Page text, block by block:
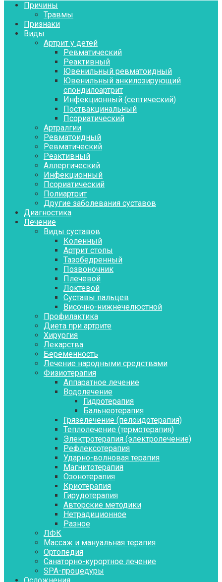
Причины
Травмы
Признаки
Виды
Артрит у детей
Ревматический
Реактивный
Ювенильный ревматоидный
Ювенильный анкилозирующий
спондилоартрит
Инфекционный (септический)
Поствакцинальный
Псориатический
Артралгии
Ревматоидный
Ревматический
Реактивный
Аллергический
Инфекционный
Псориатический
Полиартрит
Другие заболевания суставов
Диагностика
Лечение
Виды суставов
Коленный
Артрит стопы
Тазобедренный
Позвоночник
Плечевой
Локтевой
Суставы пальцев
Височно-нижнечелюстной
Профилактика
Диета при артрите
Хирургия
Лекарства
Беременность
Лечение народными средствами
Физиотерапия
Аппаратное лечение
Водолечение
Гидротерапия
Бальнеотерапия
Грязелечение (пелоидотерапия)
Теплолечение (термотерапия)
Электротерапия (электролечение)
Рефлексотерапия
Ударно-волновая терапия
Магнитотерапия
Озонотерапия
Криотерапия
Гирудотерапия
Авторские методики
Нетрадиционное
Разное
ЛФК
Массаж и мануальная терапия
Ортопедия
Санаторно-курортное лечение
SPA-процедуры